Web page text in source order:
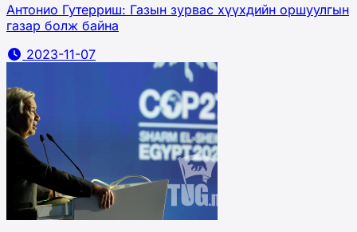
Антонио Гутерриш: Газын зурвас хүүхдийн оршуулгын
газар болж байна
2023-11-07